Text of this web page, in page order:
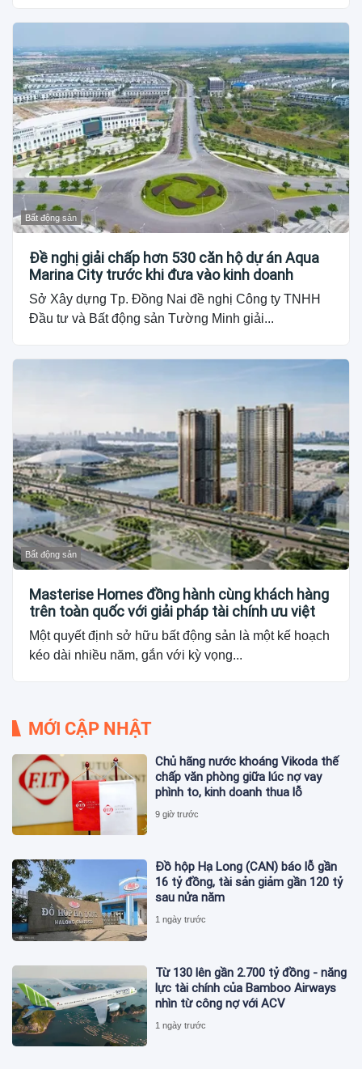
Bất động sản
Đề nghị giải chấp hơn 530 căn hộ dự án Aqua
Marina City trước khi đưa vào kinh doanh
Sở Xây dựng Tp. Đồng Nai đề nghị Công ty TNHH
Đầu tư và Bất động sản Tường Minh giải...
Bất động sản
Masterise Homes đồng hành cùng khách hàng
trên toàn quốc với giải pháp tài chính ưu việt
Một quyết định sở hữu bất động sản là một kế hoạch
kéo dài nhiều năm, gắn với kỳ vọng...
MỚI CẬP NHẬT
Chủ hãng nước khoáng Vikoda thế
chấp văn phòng giữa lúc nợ vay
phình to, kinh doanh thua lỗ
9 giờ trước
Đồ hộp Hạ Long (CAN) báo lỗ gần
16 tỷ đồng, tài sản giảm gần 120 tỷ
sau nửa năm
1 ngày trước
Từ 130 lên gần 2.700 tỷ đồng - năng
lực tài chính của Bamboo Airways
nhìn từ công nợ với ACV
1 ngày trước